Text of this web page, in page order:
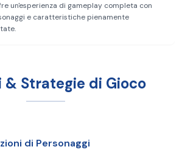
un'esperienza di gameplay completa con
e caratteristiche pienamente
& Strategie di Gioco
di Personaggi